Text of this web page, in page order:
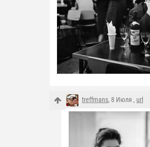
treffmans, 8 Июля , url